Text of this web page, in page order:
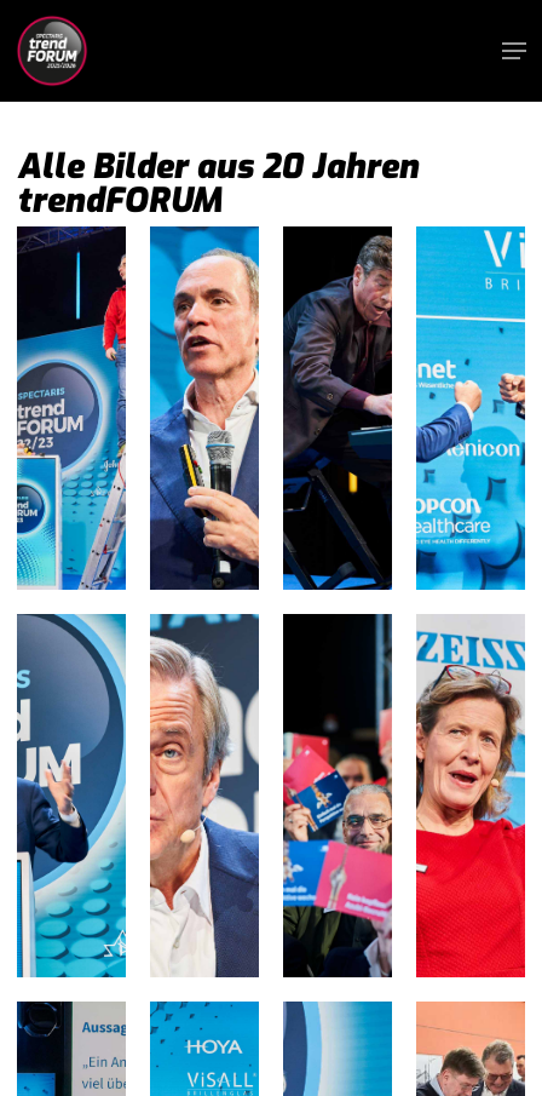
Skip
to
main
content
Alle Bilder aus 20 Jahren
trendFORUM